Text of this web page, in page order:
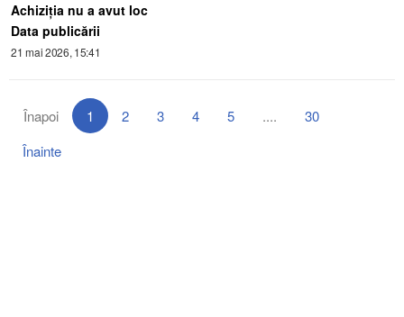
Achiziţia nu a avut loc
Data publicării
21 mai 2026, 15:41
Înapoi 1 2 3 4 5 ....
30
Înainte